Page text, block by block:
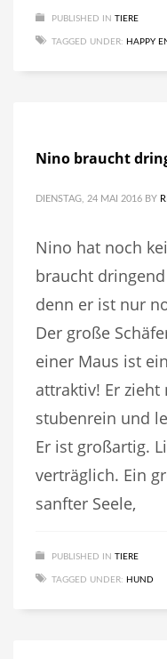
PUBLISHED IN TIERE
TAGGED UNDER: HAPPY
Nino braucht
DIENSTAG, 24 MAI 2016 BY
Nino hat noch
braucht
denn er ist nur
Der große
einer Maus ist
attraktiv! Er zieht
stubenrein und
Er ist großartig.
verträglich. Ein
sanfter Seele,
PUBLISHED IN TIERE
TAGGED UNDER: HUND